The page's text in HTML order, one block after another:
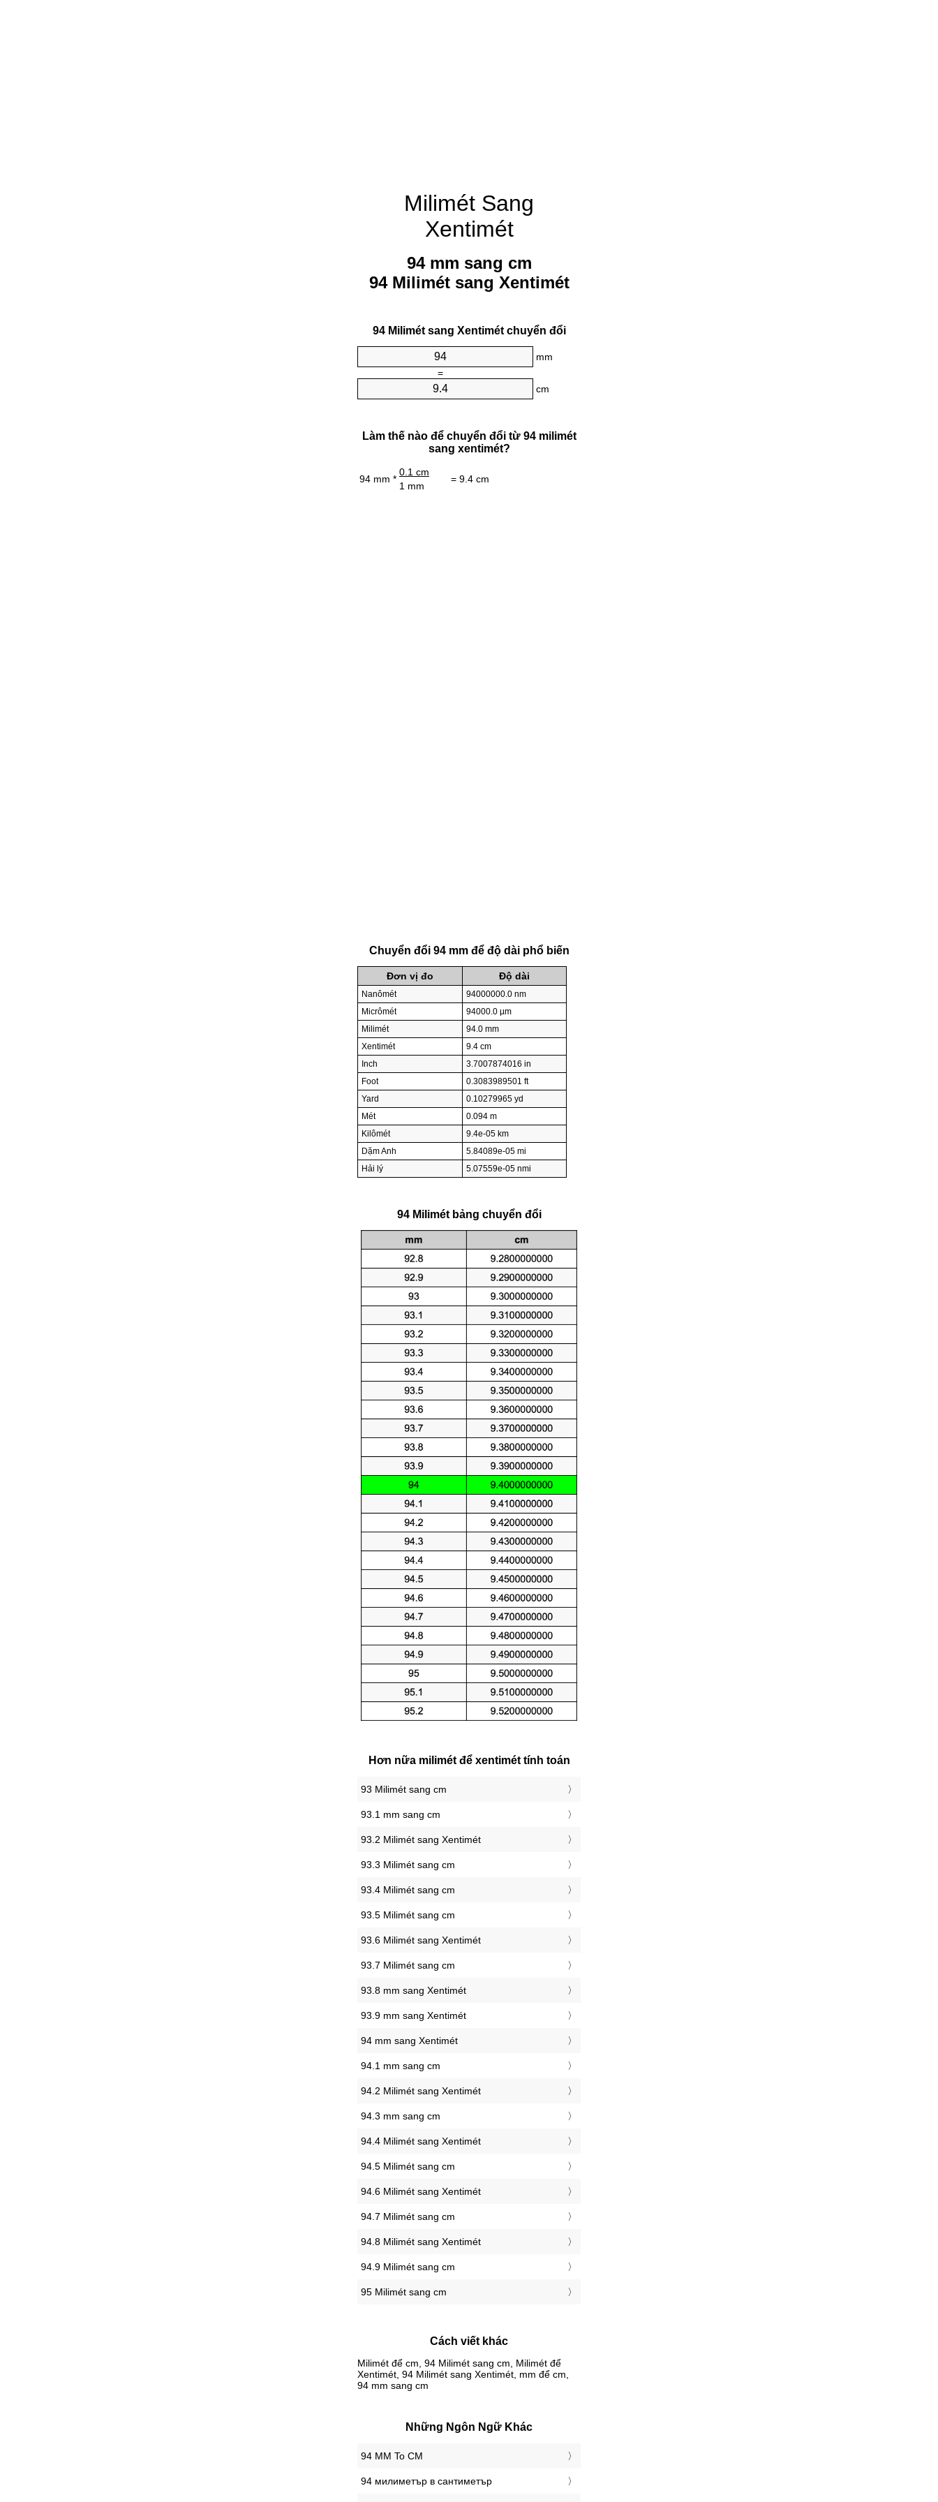
Milimét Sang
Xentimét
94 mm sang cm
94 Milimét sang Xentimét
94 Milimét sang Xentimét chuyển đổi
mm
=
cm
Làm thế nào để chuyển đổi từ 94 milimét
sang xentimét?
94 mm *
0.1 cm
= 9.4 cm
1 mm
Chuyển đổi 94 mm để độ dài phổ biến
Đơn vị đo Độ dài
Nanômét
94000000.0 nm
Micrômét
94000.0 µm
Milimét
94.0 mm
Xentimét
9.4 cm
Inch
3.7007874016 in
Foot
0.3083989501 ft
Yard
0.10279965 yd
Mét
0.094 m
Kilômét
9.4e-05 km
Dặm Anh
5.84089e-05 mi
Hải lý
5.07559e-05 nmi
94 Milimét bảng chuyển đổi
Hơn nữa milimét để xentimét tính toán
93 Milimét sang cm
93.1 mm sang cm
93.2 Milimét sang Xentimét
93.3 Milimét sang cm
93.4 Milimét sang cm
93.5 Milimét sang cm
93.6 Milimét sang Xentimét
93.7 Milimét sang cm
93.8 mm sang Xentimét
93.9 mm sang Xentimét
94 mm sang Xentimét
94.1 mm sang cm
94.2 Milimét sang Xentimét
94.3 mm sang cm
94.4 Milimét sang Xentimét
94.5 Milimét sang cm
94.6 Milimét sang Xentimét
94.7 Milimét sang cm
94.8 Milimét sang Xentimét
94.9 Milimét sang cm
95 Milimét sang cm
Cách viết khác
Milimét để cm, 94 Milimét sang cm, Milimét để
Xentimét, 94 Milimét sang Xentimét, mm để cm,
94 mm sang cm
Những Ngôn Ngữ Khác
‎94 MM To CM
‎94 милиметър в сантиметър